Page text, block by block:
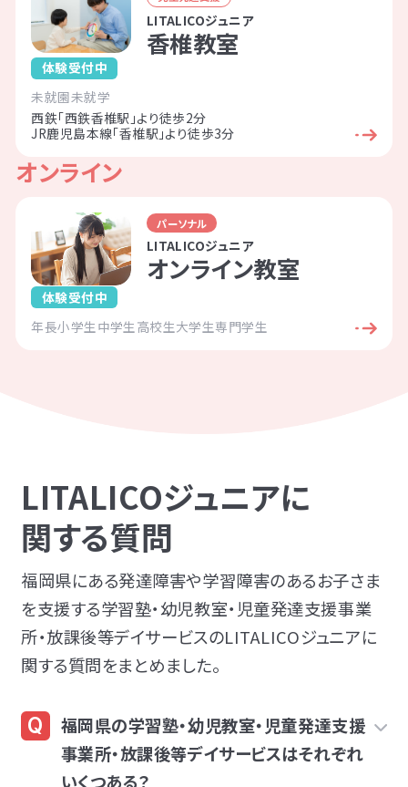
LITALICOジュニア
香椎教室
体験受付中
未就園未就学
西鉄「西鉄香椎駅」より徒歩2分
JR鹿児島本線「香椎駅」より徒歩3分
オンライン
パーソナル
LITALICOジュニア
オンライン教室
体験受付中
年長小学生 中学生 高校生大学生専門学生
LITALICOジュニアに
関する質問
福岡県にある発達障害や学習障害のあるお子さま
を支援する学習塾・幼児教室・児童発達支援事業
所・放課後等デイサービスのLITALICOジュニアに
関する質問をまとめました。
福岡県の学習塾・幼児教室・児童発達支援
事業所・放課後等デイサービスはそれぞれ
いくつある？